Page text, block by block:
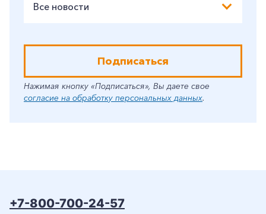
Все новости
Подписаться
Нажимая кнопку «Подписаться», Вы даете свое
согласие на обработку персональных данных.
+7-800-700-24-57